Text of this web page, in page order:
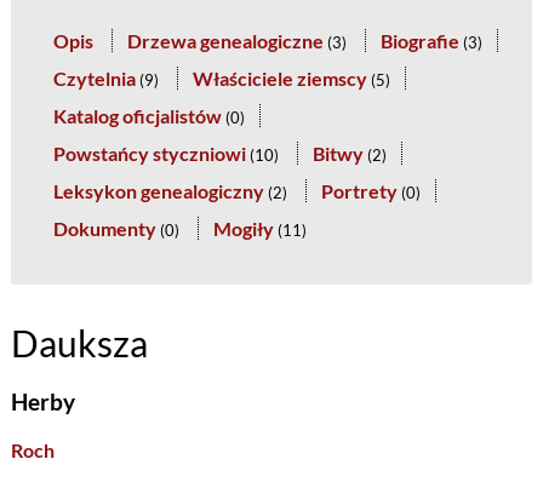
Opis Drzewa genealogiczne (3) Biografie (3)
Czytelnia (9) Właściciele ziemscy (5)
Katalog oficjalistów (0)
Powstańcy styczniowi (10) Bitwy (2)
Leksykon genealogiczny (2) Portrety (0)
Dokumenty (0) Mogiły (11)
Dauksza
Herby
Roch